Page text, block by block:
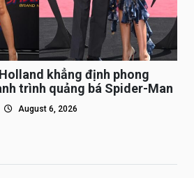
khẳng định phong
trình quảng bá Spider-Man
August 6, 2026